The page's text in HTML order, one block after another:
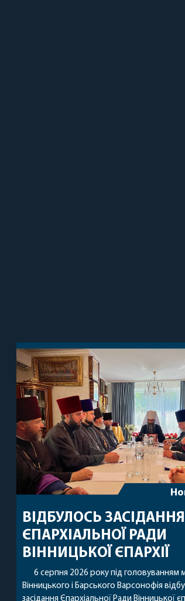
ВІДБУЛОСЬ ЗАСІДАННЯ
ЄПАРХІАЛЬНОЇ РАДИ
ВІННИЦЬКОЇ ЄПАРХІЇ
6 серпня 2026 року під головуванням
Вінницького і Барського Варсонофія
засідання Єпархіальної Ради Вінницької